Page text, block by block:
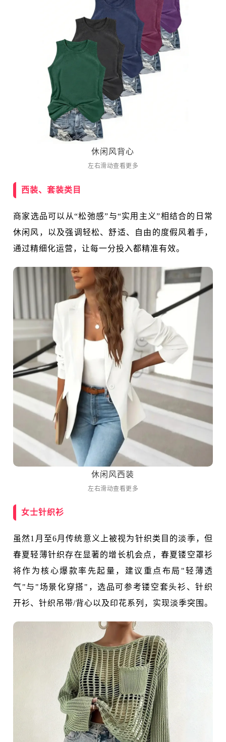
休闲风背心
左右滑动查看更多
西装、套装类目
商家选品可以从“松弛感”与“实用主义”相结合的日常
休闲风，以及强调轻松、舒适、自由的度假风着手，
通过精细化运营，让每一分投入都精准有效。
休闲风西装
左右滑动查看更多
女士针织衫
虽然1月至6月传统意义上被视为针织类目的淡季，但
春夏轻薄针织存在显著的增长机会点，春夏镂空罩衫
将作为核心爆款率先起量，建议重点布局"轻薄透
气"与"场景化穿搭"，选品可参考镂空套头衫、针织
开衫、针织吊带/背心以及印花系列，实现淡季突围。